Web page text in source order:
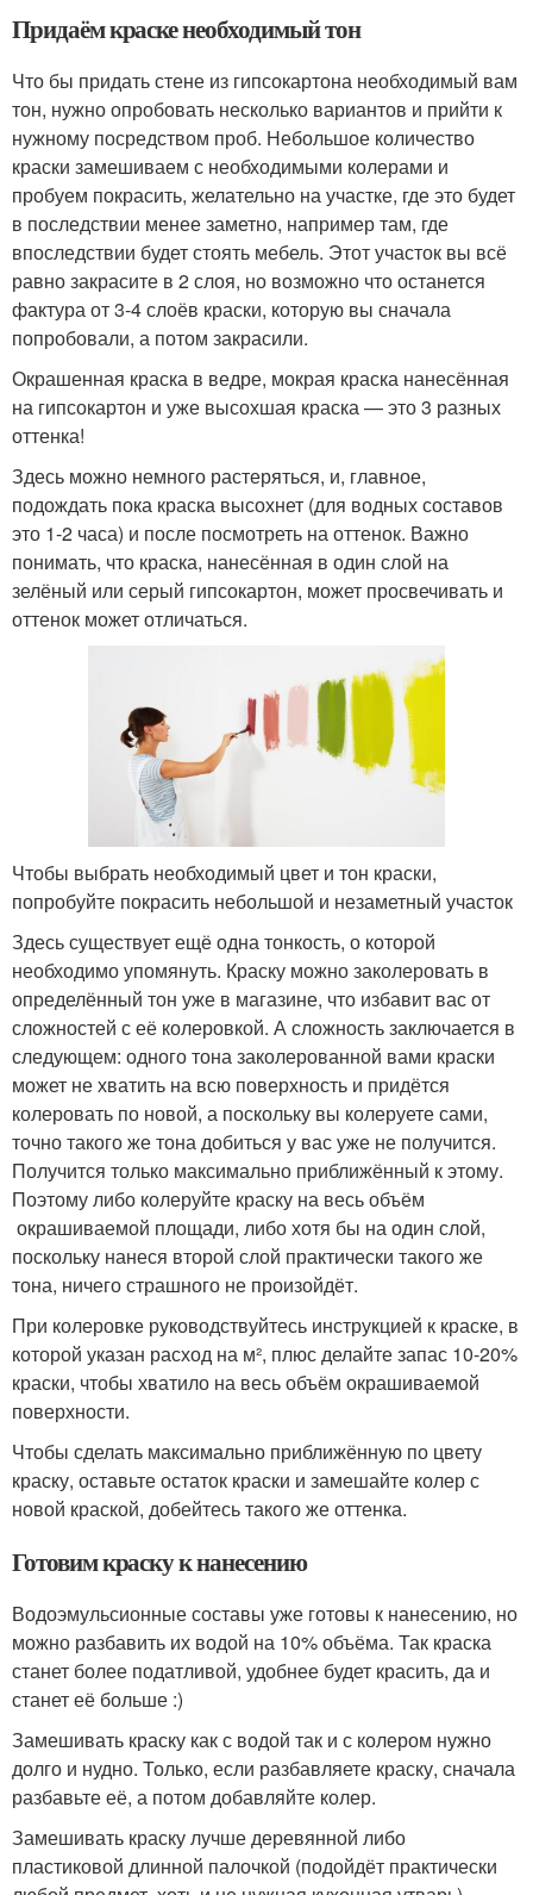
Придаём краске необходимый тон
Что бы придать стене из гипсокартона необходимый вам
тон, нужно опробовать несколько вариантов и прийти к
нужному посредством проб. Небольшое количество
краски замешиваем с необходимыми колерами и
пробуем покрасить, желательно на участке, где это будет
в последствии менее заметно, например там, где
впоследствии будет стоять мебель. Этот участок вы всё
равно закрасите в 2 слоя, но возможно что останется
фактура от 3-4 слоёв краски, которую вы сначала
попробовали, а потом закрасили.
Окрашенная краска в ведре, мокрая краска нанесённая
на гипсокартон и уже высохшая краска — это 3 разных
оттенка!
Здесь можно немного растеряться, и, главное,
подождать пока краска высохнет (для водных составов
это 1-2 часа) и после посмотреть на оттенок. Важно
понимать, что краска, нанесённая в один слой на
зелёный или серый гипсокартон, может просвечивать и
оттенок может отличаться.
Чтобы выбрать необходимый цвет и тон краски,
попробуйте покрасить небольшой и незаметный участок
Здесь существует ещё одна тонкость, о которой
необходимо упомянуть. Краску можно заколеровать в
определённый тон уже в магазине, что избавит вас от
сложностей с её колеровкой. А сложность заключается в
следующем: одного тона заколерованной вами краски
может не хватить на всю поверхность и придётся
колеровать по новой, а поскольку вы колеруете сами,
точно такого же тона добиться у вас уже не получится.
Получится только максимально приближённый к этому.
Поэтому либо колеруйте краску на весь объём
окрашиваемой площади, либо хотя бы на один слой,
поскольку нанеся второй слой практически такого же
тона, ничего страшного не произойдёт.
При колеровке руководствуйтесь инструкцией к краске, в
которой указан расход на м², плюс делайте запас 10-20%
краски, чтобы хватило на весь объём окрашиваемой
поверхности.
Чтобы сделать максимально приближённую по цвету
краску, оставьте остаток краски и замешайте колер с
новой краской, добейтесь такого же оттенка.
Готовим краску к нанесению
Водоэмульсионные составы уже готовы к нанесению, но
можно разбавить их водой на 10% объёма. Так краска
станет более податливой, удобнее будет красить, да и
станет её больше :)
Замешивать краску как с водой так и с колером нужно
долго и нудно. Только, если разбавляете краску, сначала
разбавьте её, а потом добавляйте колер.
Замешивать краску лучше деревянной либо
пластиковой длинной палочкой (подойдёт практически